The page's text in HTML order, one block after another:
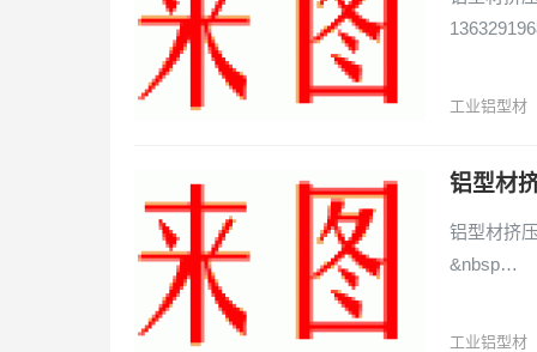
工业铝型材
铝型材
铝型材挤
&nbsp…
工业铝型材